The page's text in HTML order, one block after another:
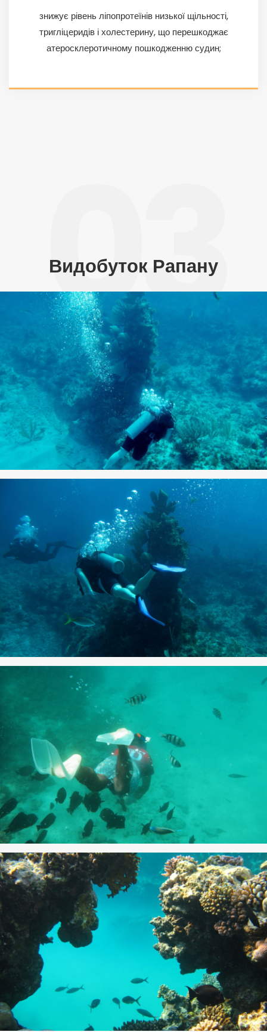
знижує рівень ліпопротеїнів низької щільності,
тригліцеридів і холестерину, що перешкоджає
атеросклеротичному пошкодженню судин;
03
Видобуток Рапану